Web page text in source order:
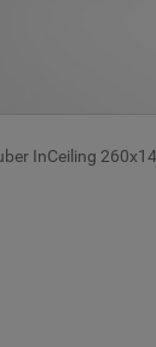
InCeiling